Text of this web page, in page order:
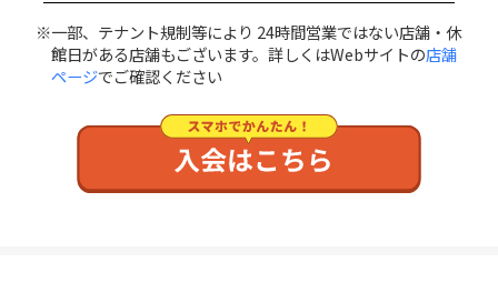
一部、テナント規制等により 24時間営業ではない店舗・休
館日がある店舗もございます。詳しくはWebサイトの店舗
ページでご確認ください